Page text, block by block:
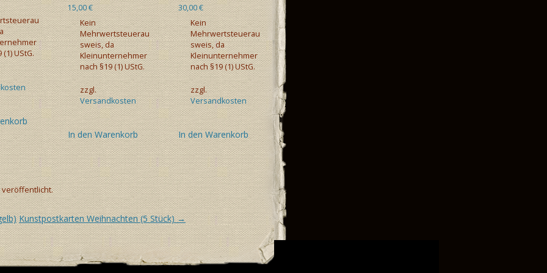
(1) UStG.
15,00€
Kein
Mehrwertsteuerau
sweis, da
Kleinunternehmer
nach §19 (1) UStG.
zzgl.
Versandkosten
In den Warenkorb
30,00€
Kein
Mehrwertsteuerau
sweis, da
Kleinunternehmer
nach §19 (1) UStG.
zzgl.
Versandkosten
In den Warenkorb
veröffentlicht.
Kunstpostkarten Weihnachten (5 Stück)→